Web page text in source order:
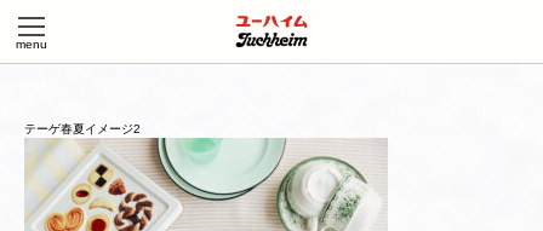
テーゲ春夏イメージ2